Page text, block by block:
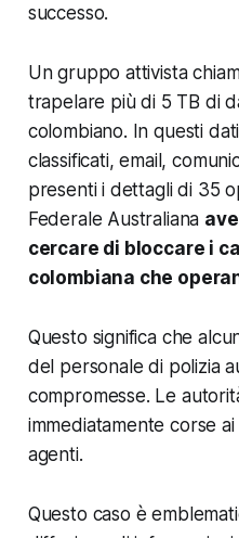
successo.
Un gruppo attivista
trapelare più di 5 TB di
colombiano. In questi
classificati, email,
presenti i dettagli di 35
Federale Australiana
cercare di bloccare i
colombiana che
Questo significa che
del personale di polizia
compromesse. Le
immediatamente corse
agenti.
Questo caso è